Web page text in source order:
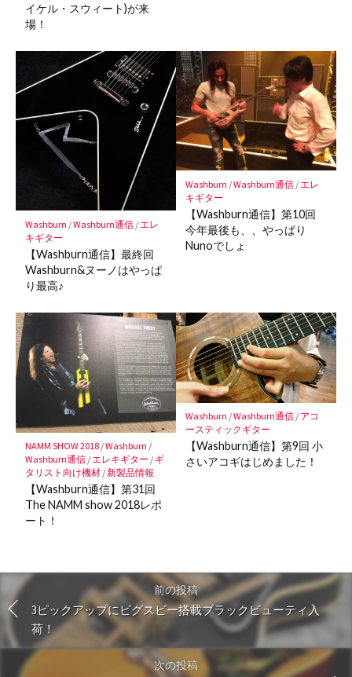
イケル・スウィート)が来
場！
Washburn /Washburn通信/ エレ
キギター
【Washburn通信】最終回
Washburn&ヌーノはやっぱ
り最高♪
Washburn /Washburn通信/ エレ
キギター
【Washburn通信】第10回
今年最後も、、やっぱり
Nunoでしょ
NAMM SHOW 2018/Washburn /
Washburn通信/エレキギター / ギ
タリスト向け機材/新製品情報
【Washburn通信】第31回
The NAMM show 2018レポ
ート！
Washburn /Washburn通信/ アコ
ースティックギター
【Washburn通信】第9回 小
さいアコギはじめました！
前の投稿
3ピックアップにビグスビー搭載ブラックビューティ入
荷！
次の投稿